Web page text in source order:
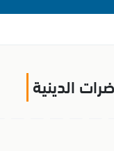
الدينية